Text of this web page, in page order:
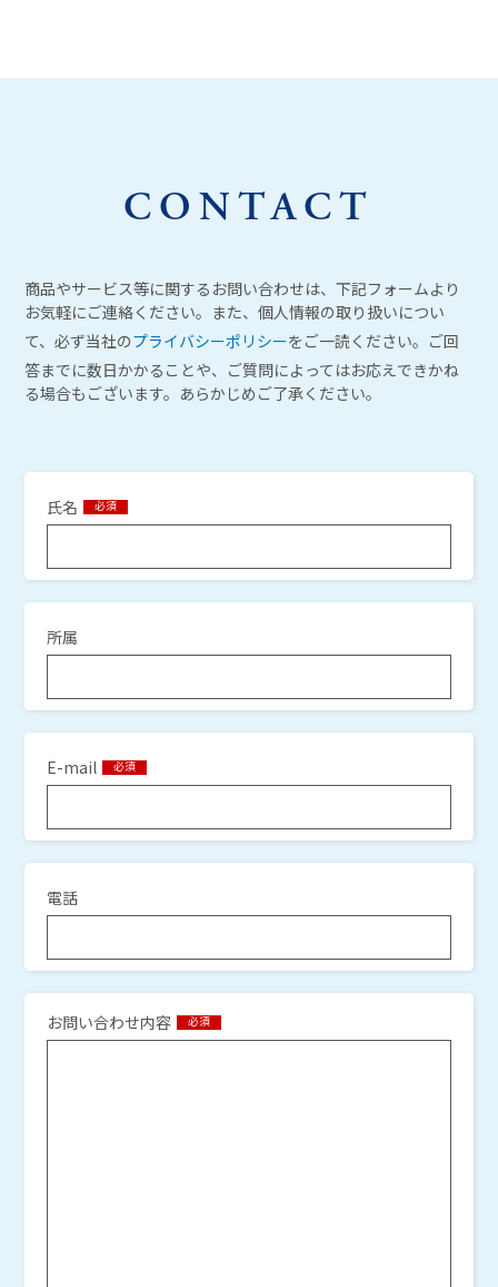
CONTACT
商品やサービス等に関するお問い合わせは、下記フォームより
お気軽にご連絡ください。また、個人情報の取り扱いについ
て、必ず当社のプライバシーポリシーをご一読ください。ご回
答までに数日かかることや、ご質問によってはお応えできかね
る場合もございます。あらかじめご了承ください。
氏名 必須
所属
E-mail 必須
電話
お問い合わせ内容 必須